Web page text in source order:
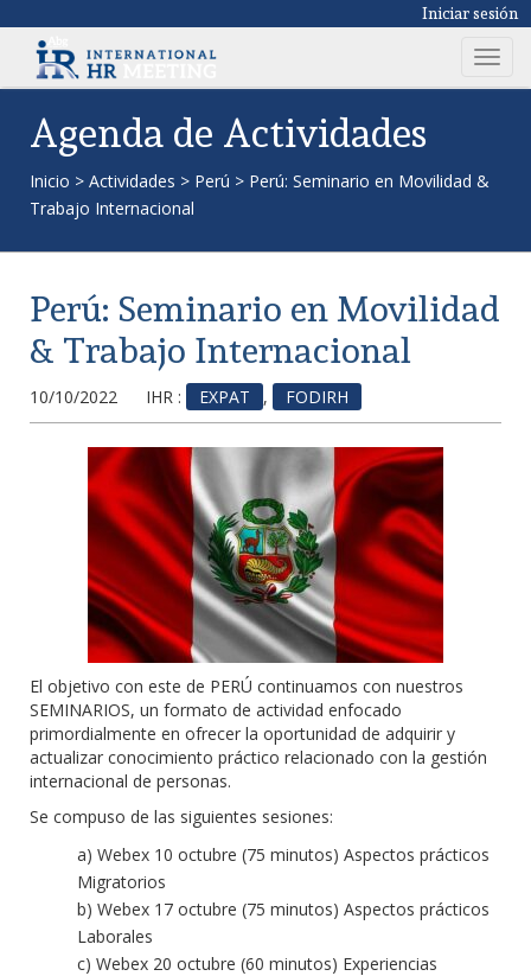
Iniciar sesión
T
o
a
i
Agenda de Actividades
Inicio > Actividades > Perú > Perú: Seminario en Movilidad &
Trabajo Internacional
Perú: Seminario en Movilidad
& Trabajo Internacional
10/10/2022 IHR : EXPAT , FODIRH
El objetivo con este de PERÚ continuamos con nuestros
SEMINARIOS, un formato de actividad enfocado
primordialmente en ofrecer la oportunidad de adquirir y
actualizar conocimiento práctico relacionado con la gestión
internacional de personas.
Se compuso de las siguientes sesiones:
a) Webex 10 octubre (75 minutos) Aspectos prácticos
Migratorios
b) Webex 17 octubre (75 minutos) Aspectos prácticos
Laborales
c) Webex 20 octubre (60 minutos) Experiencias